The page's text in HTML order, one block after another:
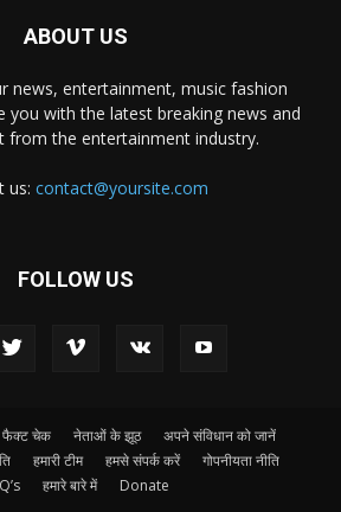
ABOUT US
news, entertainment, music fashion
you with the latest breaking news and
from the entertainment industry.
us: contact@yoursite.com
FOLLOW US
फैक्ट चेक नेताओं के झूठ
अपने संविधान को जानें
हमारी टीम हमसे संपर्क करें
गोपनीयता नीति
हमारे बारे में Donate